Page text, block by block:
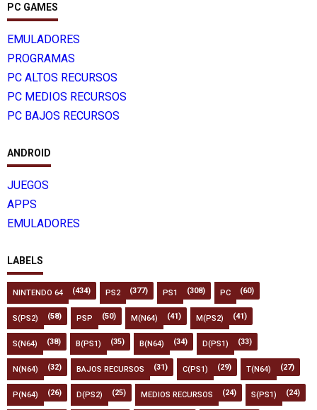
PC GAMES
EMULADORES
PROGRAMAS
PC ALTOS RECURSOS
PC MEDIOS RECURSOS
PC BAJOS RECURSOS
ANDROID
JUEGOS
APPS
EMULADORES
LABELS
NINTENDO 64 (434) PS2 (377) PS1 (308) PC (60)
S(PS2) (58) PSP (50) M(N64) (41) M(PS2) (41)
S(N64) (38) B(PS1) (35) B(N64) (34) D(PS1) (33)
N(N64) (32) BAJOS RECURSOS (31) C(PS1) (29) T(N64) (27)
P(N64) (26) D(PS2) (25) MEDIOS RECURSOS (24) S(PS1) (24)